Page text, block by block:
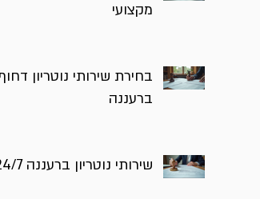
מקצועי
בחירת שירותי נוטריון דחוף
ברעננה
שירותי נוטריון ברעננה 24/7